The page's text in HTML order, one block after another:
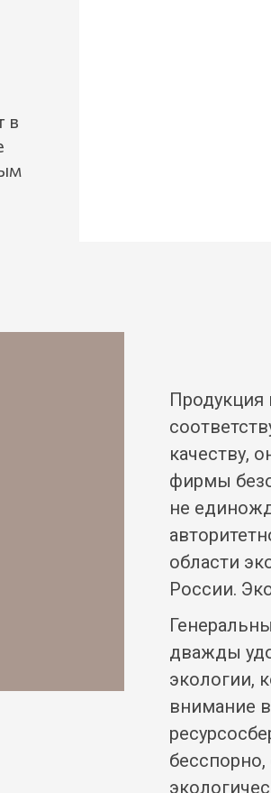
в
Продукция
качеству,
фирмы
не
области
России.
дважды
экологии,
внимание